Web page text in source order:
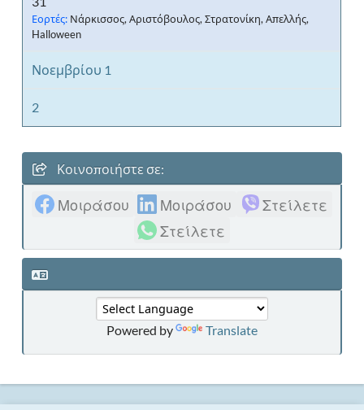
Εορτές: Νάρκισσος, Αριστόβουλος, Στρατονίκη, Απελλής,
Halloween
Νοεμβρίου 1
2
Κοινοποιήστε σε:
Μοιράσου Μοιράσου
Στείλετε
Στείλετε
Powered by Translate